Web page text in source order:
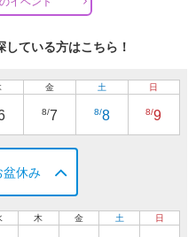
ている方はこちら！
金
8/7
土
8/8
日
8/9
盆休み
木 金 土 日